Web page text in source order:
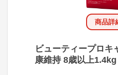
商品詳
ビューティープロキ
康維持 8歳以上1.4kg